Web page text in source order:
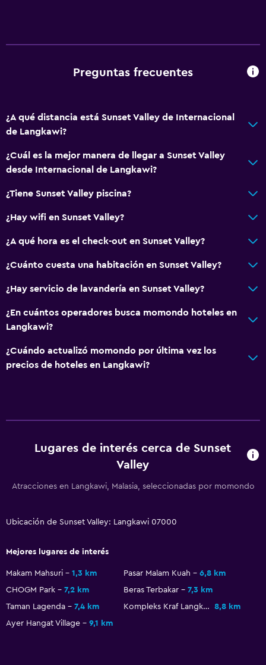
Toallas de playa
Terraza
Muebles de exterior
Área de picnic
Playa privada
General
Habitaciones familiares
Zona de estar
Vista al jardín
Piso de parquet o madera noble
Piso de mosaico/mármol
Baño adicional
Tina de baño
Aseo
Papel higiénico
Albornoz
Preguntas frecuentes
¿A qué distancia está Sunset Valley de Internacional
de Langkawi?
¿Cuál es la mejor manera de llegar a Sunset Valley
desde Internacional de Langkawi?
¿Tiene Sunset Valley piscina?
¿Hay wifi en Sunset Valley?
¿A qué hora es el check-out en Sunset Valley?
¿Cuánto cuesta una habitación en Sunset Valley?
¿Hay servicio de lavandería en Sunset Valley?
¿En cuántos operadores busca momondo hoteles en
Langkawi?
¿Cuándo actualizó momondo por última vez los
precios de hoteles en Langkawi?
Lugares de interés cerca de Sunset
Valley
Atracciones en Langkawi, Malasia, seleccionadas por momondo
Ubicación de Sunset Valley: Langkawi 07000
Mejores lugares de interés
Makam Mahsuri 1,3 km Pasar Malam Kuah
6,8 km
CHOGM Park
7,2 km Beras Terbakar
7,3 km
Taman Lagenda
7,4 km Kompleks Kraf Langkawi
8,8 km
Ayer Hangat Village
9,1 km